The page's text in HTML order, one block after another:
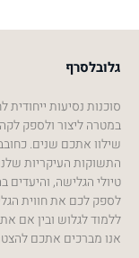
גלובלסרף
סוכנות נסיעות
במטרה ליצור ולספק
שילוו אתכם שנים.
התשוקות העיקריות
טיולי הגלישה,
לספק לכם את חווית
ללמוד לגלוש ובין אם
אנו מברכים אתכם